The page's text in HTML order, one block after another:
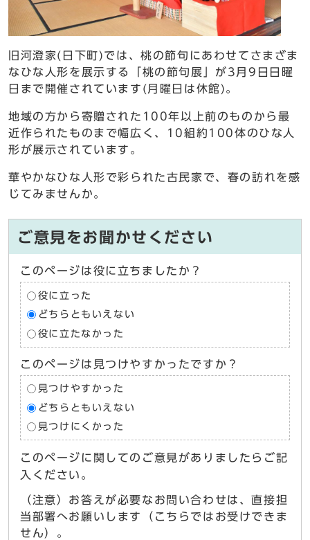
旧河澄家(日下町)では、桃の節句にあわせてさまざま
なひな人形を展示する「桃の節句展」が3月9日日曜
日まで開催されています(月曜日は休館)。
地域の方から寄贈された100年以上前のものから最
近作られたものまで幅広く、10組約100体のひな人
形が展示されています。
華やかなひな人形で彩られた古民家で、春の訪れを感
じてみませんか。
ご意見をお聞かせください
このページは役に立ちましたか？
役に立った
どちらともいえない
役に立たなかった
このページは見つけやすかったですか？
見つけやすかった
どちらともいえない
見つけにくかった
このページに関してのご意見がありましたらご記
入ください。
（注意）お答えが必要なお問い合わせは、直接担
当部署へお願いします（こちらではお受けできま
せん）。